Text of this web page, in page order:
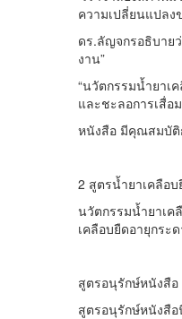
ความเปลี่ยนแปลง
ดร.ลัญจกรอธิบาย
งาน”
“นวัตกรรมน้ำยาเ
และชะลอการเสื่อ
หนังสือ มีคุณสมบัติ
2 สูตรน้ำยาเคลือ
นวัตกรรมน้ำยาเค
เคลือบยืดอายุกระ
สูตรอนุรักษ์หนังสือ
สูตรอนุรักษ์หนังสื